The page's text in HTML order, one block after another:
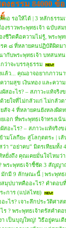
งธรรม 84000
พอ รอให้ได้ | 3 หลักธรรม
องราวพระพุทธเจ้า ฉบับส
งชีวิตคือความไม่รู้, พระพุท
ค ๘ ที่หลายคนปฏิบัติผิดม
ากับพระพุทธเจ้า บทสนท
ว่าจะบรรลุธรรม
แล้ว... คุณอาจอยากภาวน
วามสุข เงินทอง และคว
สอะไร? – สภาวะแท้จริง
วยใจที่ไม่กลัวแก่ ไม่กลัว
สัจ 4 ที่หลายคนยังหลงผิด
เอก ที่พระพุทธเจ้าทรงเ
สอะไร? – สภาวะแท้จริง
ามโลกียะ สู่โลกุตตระ | เ
ว่า “อย่าคบ” มิตรเทียมทั้ง
หยั่งถึง คุณเคยมั่นใจไหมว่
พระพุทธเจ้าชี้ชัด 3 สัญญ
มักมี 9 ลักษณะนี้ | พระพุท
มุปบาทคืออะไร? คำตอบ
ะการ (แปลไทย)
ะไร? เจาะลึกประวัติศาส
ร ? พระพุทธเจ้าตรัสคำตอ
า เป็นบุญใหญ่! วิธีอยู่คนเ